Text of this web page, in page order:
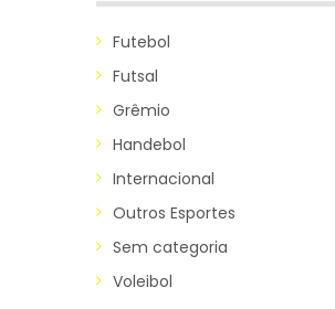
Futebol
Futsal
Grêmio
Handebol
Internacional
Outros Esportes
Sem categoria
Voleibol